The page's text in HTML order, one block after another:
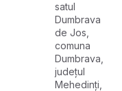
satul
Dumbrava
de Jos,
comuna
Dumbrava,
județul
Mehedinți,